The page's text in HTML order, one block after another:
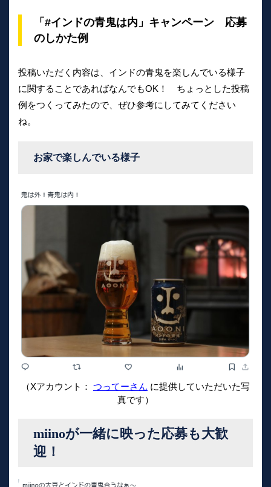
「#インドの青鬼は内」キャンペーン 応募
のしかた例
投稿いただく内容は、インドの青鬼を楽しんでいる様子
に関することであればなんでもOK！ ちょっとした投稿
例をつくってみたので、ぜひ参考にしてみてください
ね。
お家で楽しんでいる様子
（Xアカウント： つってーさん に提供していただいた写
真です）
miinoが一緒に映った応募も大歓
迎！